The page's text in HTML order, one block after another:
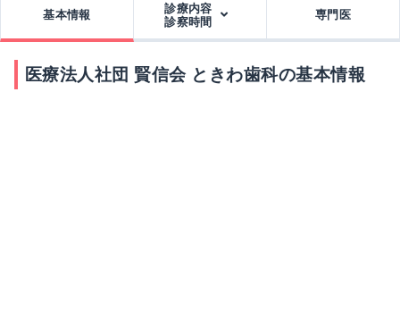
基本情報
診療内容
診察時間
専門医
医療法人社団 賢信会 ときわ歯科の基本情報